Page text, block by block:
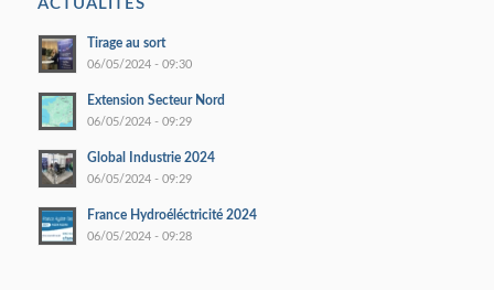
ACTUALITÉS
Tirage au sort
06/05/2024 - 09:30
Extension Secteur Nord
06/05/2024 - 09:29
Global Industrie 2024
06/05/2024 - 09:29
France Hydroéléctricité 2024
06/05/2024 - 09:28